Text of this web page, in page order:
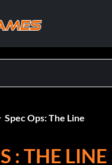
Spec Ops: The Line
: THE LINE